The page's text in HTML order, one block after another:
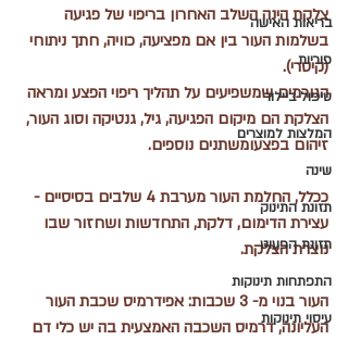
בריאות האישה
פוריות
טיפול ביילוד
המלצות למוצרים
שינה
תזונת התינוק
תזונת הפעוט
התפתחות תינוקות
עיסוי תינוקות
צלקת הינה השלב האחרון בריפוי של פגיעה
בשלמות העור בין אם מפציעה, כוויה, חתך ניתוחי
(קיסרי).
הגורמים שמשפיעים על תהליך ריפוי הפצע ומראה
הצלקת הם מיקום הפגיעה, גיל, גנטיקה וסוג העור,
זיהום בפצעומשתנים נוספים.
ככלל, החלמת העור מערבת 4 שלבים בסיסיים -
עצירת הדימום, דלקת, התחדשות ושחזור שבו
נוצרת הצלקת.
העור בנוי מ- 3 שכבות: אפידרמיס שכבת העור
העליונה, דרמיס השכבה האמצעית בה יש כלי דם